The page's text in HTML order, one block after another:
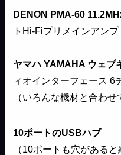
DENON PMA-60
トHi-Fiプリメインアンプ
ヤマハ YAMAHA ウェブ
ィオインターフェース 6
（いろんな機材と合わ
10ポートのUSBハブ
（10ポートも穴があると